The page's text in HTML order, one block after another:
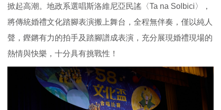
掀起高潮。地政系選唱斯洛維尼亞民謠〈Ta na Solbici〉，
將傳統婚禮文化踏腳表演搬上舞台，全程無伴奏，僅以純人
聲，鏗鏘有力的拍手及踏腳譜成表演，充分展現婚禮現場的
熱情與快樂，十分具有挑戰性！